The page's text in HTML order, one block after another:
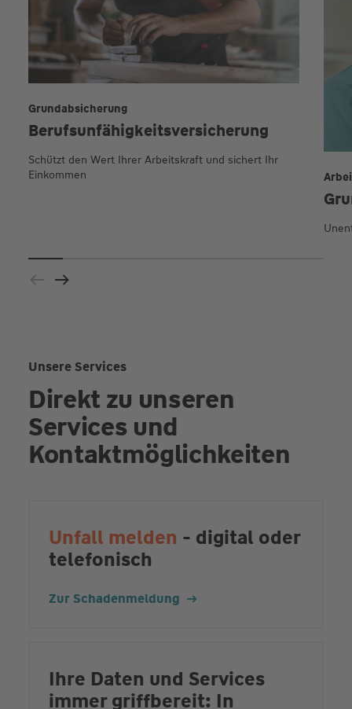
Berufsunfähigkeits­versicherung
Grundabsicherung
Schützt den Wert Ihrer Arbeitskraft und sichert Ihr
Einkommen
Unsere Services
Direkt zu unseren
Services und
Kontaktmöglichkeiten
Unfall melden - digital oder
telefonisch
Zur Schadenmeldung
Ihre Daten und Services
immer griffbereit: In